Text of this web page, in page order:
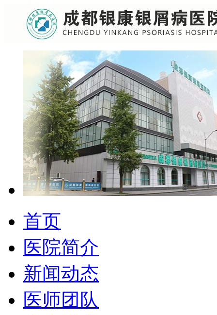
首页
医院简介
新闻动态
医师团队